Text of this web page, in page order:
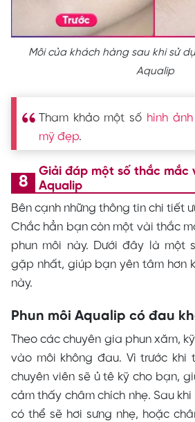
Môi của khách hàng sau khi sử
Aqualip
Tham khảo một số hình
mỹ đẹp.
Giải đáp một số thắc mắc
Aqualip
Bên cạnh những thông tin chi tiết
Chắc hẳn bạn còn một vài thắc
phun môi này. Dưới đây là một
gặp nhất, giúp bạn yên tâm hơn
này.
Phun môi Aqualip có đau
Theo các chuyên gia phun xăm,
vào môi không đau. Vì trước khi
chuyên viên sẽ ủ tê kỹ cho bạn,
cảm thấy châm chích nhẹ. Sau
có thể sẽ hơi sưng nhẹ, hoặc